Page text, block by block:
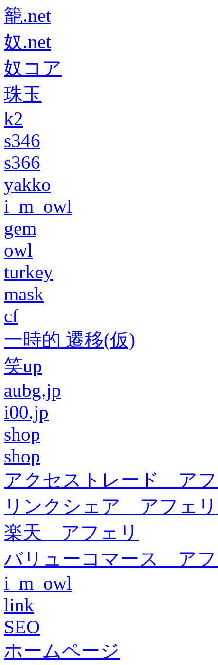
籠.net
奴.net
奴コア
珠玉
k2
s346
s366
yakko
i_m_owl
gem
owl
turkey
mask
cf
一時的 遷移(仮)
笑up
aubg.jp
i00.jp
shop
shop
アクセストレード ア
リンクシェア アフェリ
楽天 アフェリ
バリューコマース ア
i_m_owl
link
SEO
ホームページ